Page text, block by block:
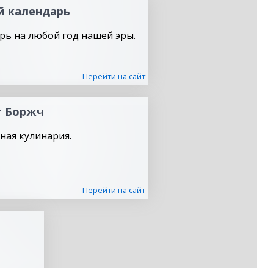
календарь
на любой год нашей эры.
Перейти на сайт
Боржч
кулинария.
Перейти на сайт